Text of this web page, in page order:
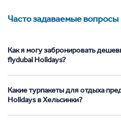
Часто задаваемые вопросы
Как я могу забронировать
flydubai Holidays?
Какие турпакеты для отдыха
Holidays в Хельсинки?